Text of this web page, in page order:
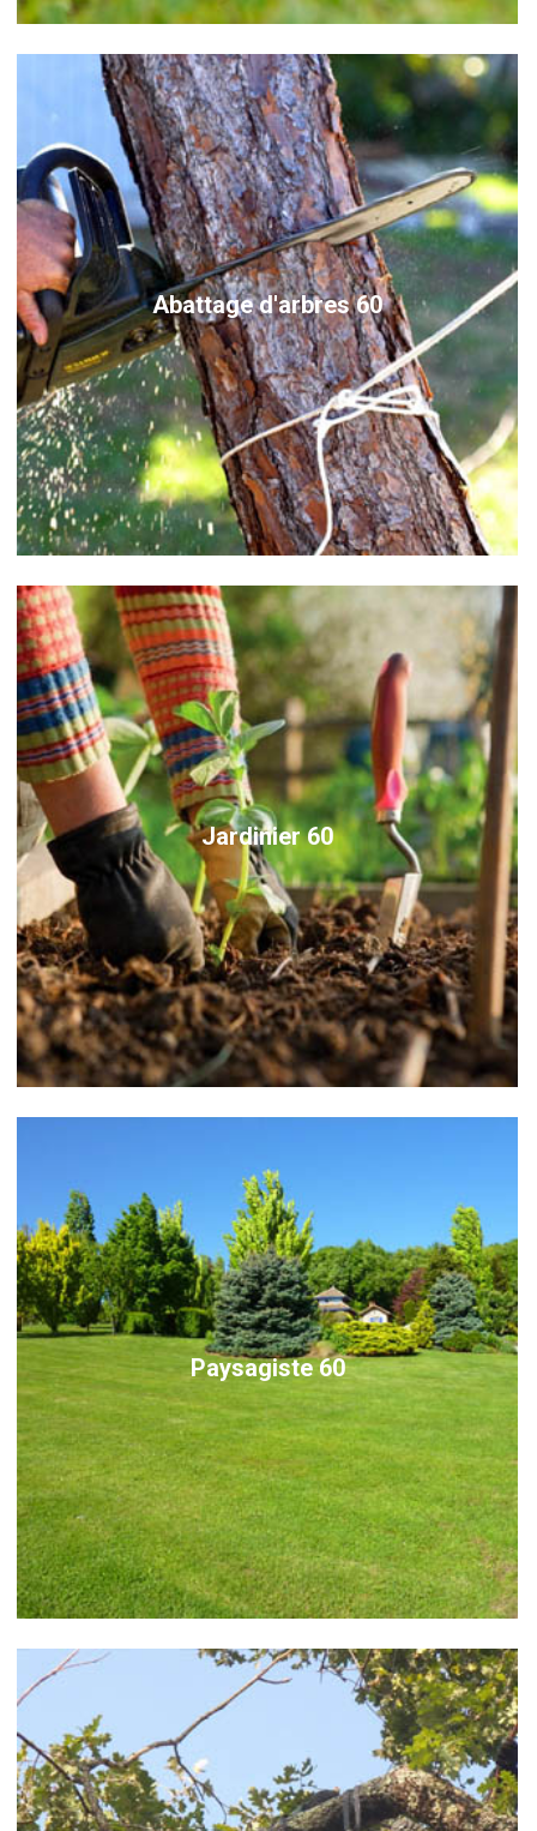
Abattage d'arbres 60
Jardinier 60
Paysagiste 60